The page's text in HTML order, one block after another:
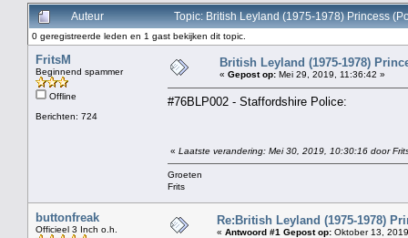
Auteur
Topic: British Leyland (1975-1978) Princess
0 geregistreerde leden en 1 gast bekijken dit topic.
FritsM
Beginnend spammer
Offline
Berichten: 724
British Leyland (1975-1978)
« Gepost op: Mei 29, 2019, 11:36:42 »
#76BLP002 - Staffordshire Police:
« Laatste verandering: Mei 30, 2019, 10:30:16 door
Groeten
Frits
buttonfreak
Officieel 3 Inch o.h.
Re:British Leyland (1975-1978)
« Antwoord #1 Gepost op: Oktober 13,